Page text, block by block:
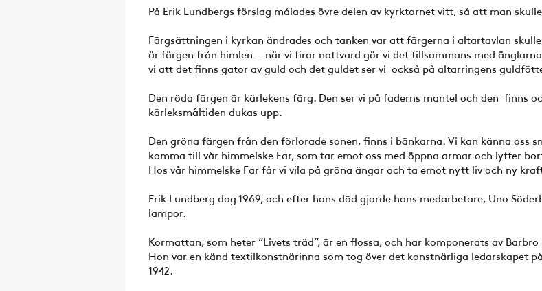
På Erik Lundbergs förslag målades övre delen av kyrktornet vitt, så att man
Färgsättningen i kyrkan ändrades och tanken var att färgerna i altartavlan
är färgen från himlen – när vi firar nattvard gör vi det tillsammans med
vi att det finns gator av guld och det guldet ser vi också på altarringens
Den röda färgen är kärlekens färg. Den ser vi på faderns mantel och den finns
kärleksmåltiden dukas upp.
Den gröna färgen från den förlorade sonen, finns i bänkarna. Vi kan känna oss
komma till vår himmelske Far, som tar emot oss med öppna armar och lyfter
Hos vår himmelske Far får vi vila på gröna ängar och ta emot nytt liv och ny
Erik Lundberg dog 1969, och efter hans död gjorde hans medarbetare, Uno
lampor.
Kormattan, som heter ”Livets träd”, är en flossa, och har komponerats av
Hon var en känd textilkonstnärinna som tog över det konstnärliga ledarskapet
1942.